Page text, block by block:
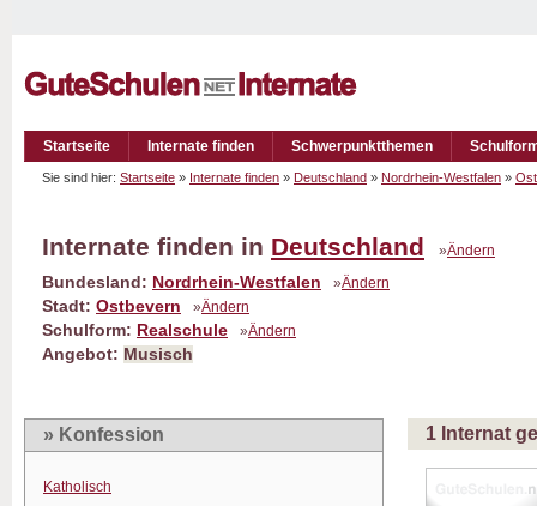
Startseite Internate finden Schwerpunktthemen
Sie sind hier: Startseite » Internate finden » Deutschland » Nordrhein-Westfalen »
Internate finden in Deutschland »Ändern
Bundesland: Nordrhein-Westfalen »Ändern
Stadt: Ostbevern »Ändern
Schulform: Realschule »Ändern
Angebot: Musisch
» Konfession
Katholisch
1 Internat